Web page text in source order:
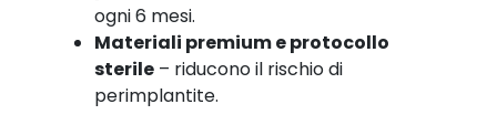
ogni 6 mesi.
Materiali premium e protocollo
sterile – riducono il rischio di
perimplantite.